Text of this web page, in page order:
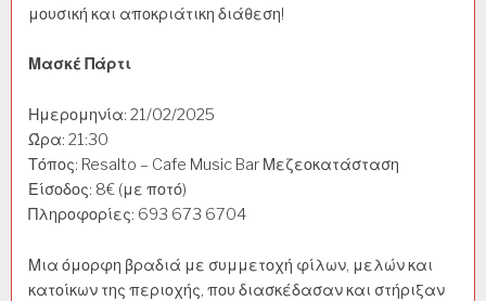
μουσική και αποκριάτικη διάθεση!
Μασκέ Πάρτι
Ημερομηνία: 21/02/2025
Ώρα: 21:30
Τόπος: Resalto – Cafe Music Bar Μεζεοκατάσταση
Είσοδος: 8€ (με ποτό)
Πληροφορίες: 693 673 6704
Μια όμορφη βραδιά με συμμετοχή φίλων, μελών και
κατοίκων της περιοχής, που διασκέδασαν και στήριξαν